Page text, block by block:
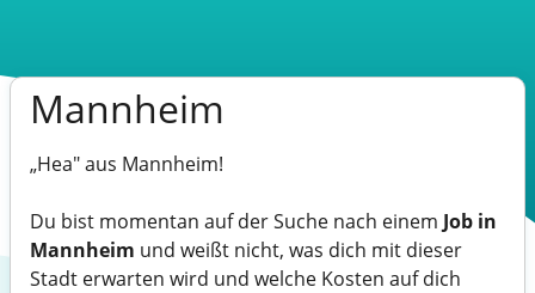
Mannheim
„Hea" aus Mannheim!
Du bist momentan auf der Suche nach einem Job in
Mannheim und weißt nicht, was dich mit dieser
Stadt erwarten wird und welche Kosten auf dich